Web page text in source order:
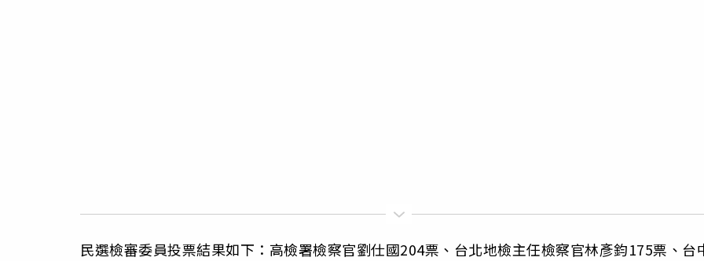
民選檢審委員投票結果如下：高檢署檢察官劉仕國204票、台北地檢主任檢察官林彥鈞175票、台